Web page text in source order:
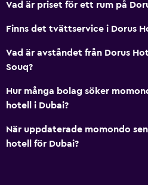
Vad är priset för ett rum på
Finns det tvättservice i Dorus
Vad är avståndet från Dorus
Souq?
Hur många bolag söker
hotell i Dubai?
När uppdaterade momondo
hotell för Dubai?